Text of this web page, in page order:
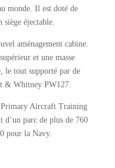
monde. Il est doté de
siège éjectable.
aménagement cabine.
et une masse
le tout supporté par de
& Whitney PW127.
Primary Aircraft Training
d’un parc de plus de 760
pour la Navy.